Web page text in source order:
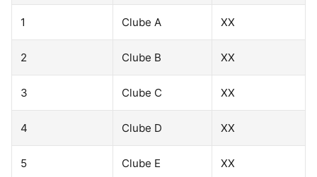
1 Clube A XX
2 Clube B XX
3 Clube C XX
4 Clube D XX
5 Clube E XX